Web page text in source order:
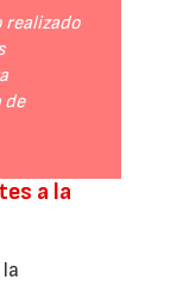
realizado
de
a la